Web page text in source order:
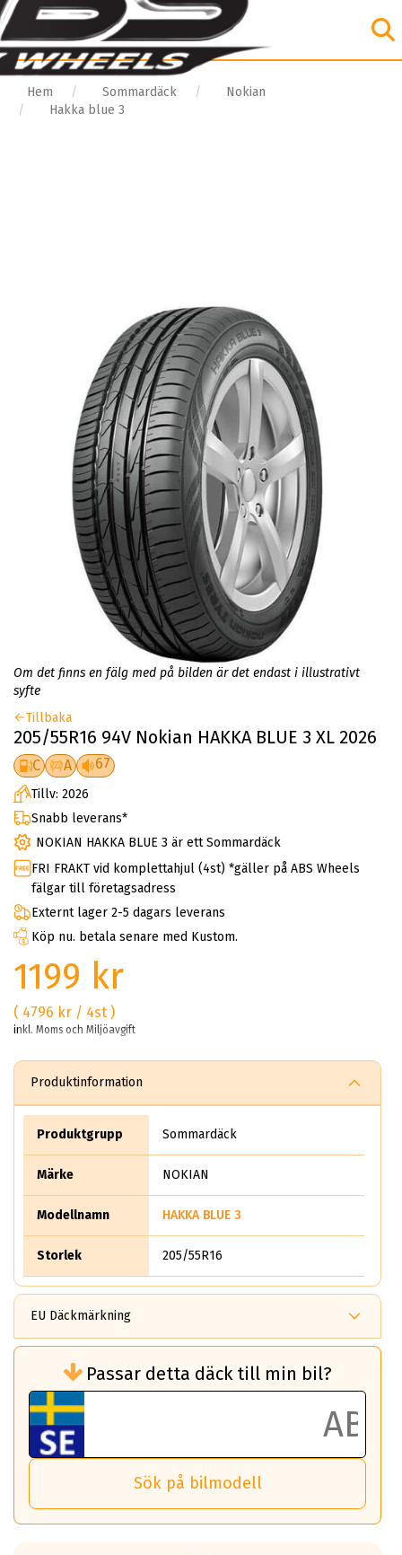
Hem Sommardäck
Nokian
Hakka blue 3
Om det finns en fälg med på bilden är det endast i illustrativt
syfte
Tillbaka
205/55R16 94V Nokian HAKKA BLUE 3 XL 2026
C A 67
Tillv: 2026
Snabb leverans*
NOKIAN HAKKA BLUE 3 är ett Sommardäck
FRI FRAKT vid komplettahjul (4st) *gäller på ABS Wheels
fälgar till företagsadress
Externt lager 2-5 dagars leverans
Köp nu. betala senare med Kustom.
1199 kr
( 4796 kr / 4st )
inkl. Moms och Miljöavgift
Produktinformation
Produktgrupp Sommardäck
Märke NOKIAN
Modellnamn HAKKA BLUE 3
Storlek 205/55R16
EU Däckmärkning
bränsleförbrukningen)
Det ska vara en betygsskala från klass A
till G för rullmotstånd.
Ett klass A däck kommer ha 6,5% bättre
bränsleförbrukning än ett klass G däck.
Det betyder att om man kör 10,000 km,
så sparar man 50 liter bränsle med ett
Passar detta däck till min bil?
Sök på bilmodell